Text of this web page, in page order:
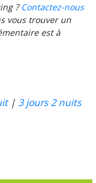
?Contactez-nous
vous trouver un
est à
| 3 jours 2 nuits